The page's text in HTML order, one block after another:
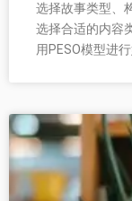
选择故事类型、
选择合适的内容
用PESO模型进